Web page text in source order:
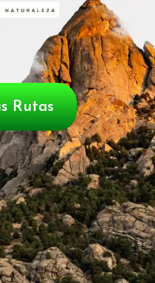
Rutas